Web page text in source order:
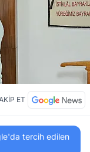
ET
tercih edilen